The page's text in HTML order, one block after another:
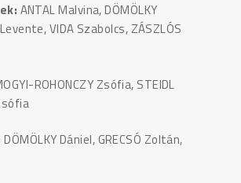
ANTAL Malvina, DÖMÖLKY
VIDA Szabolcs, ZÁSZLÓS
ROHONCZY Zsófia, STEIDL
DÖMÖLKY Dániel, GRECSÓ Zoltán,